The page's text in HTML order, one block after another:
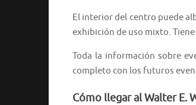
El interior del centro puede
exhibición de uso mixto.
Toda la información sobre
completo con los futuros
Cómo llegar al Walter E.